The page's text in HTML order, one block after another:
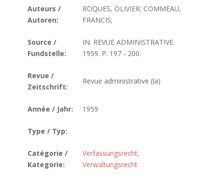
Auteurs /
Autoren:
ROQUES, OLIVIER; COMMEAU,
FRANCIS;
Source /
Fundstelle:
IN: REVUE ADMINISTRATIVE.
1959. P. 197 - 200.
Revue /
Zeitschrift:
Revue administrative (la)
Année / Jahr: 1959
Type / Typ:
Catégorie /
Kategorie:
Verfassungsrecht,
Verwaltungsrecht